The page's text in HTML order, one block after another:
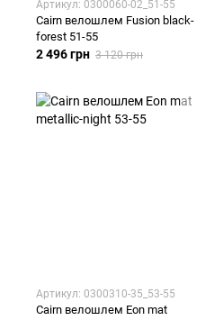
Артикул: 0300060-02_51-55
Cairn велошлем Fusion black-
forest 51-55
2 496 грн 3 120 грн
Артикул: 0300310-35_53-55
Cairn велошлем Eon mat